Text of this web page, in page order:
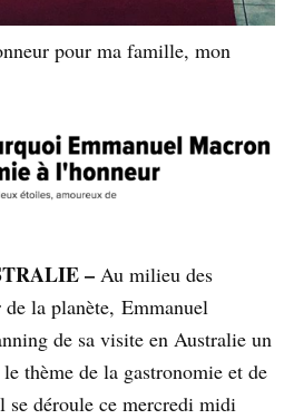
pour ma famille, mon
– Au milieu des
de la planète, Emmanuel
de sa visite en Australie un
thème de la gastronomie et de
se déroule ce mercredi midi